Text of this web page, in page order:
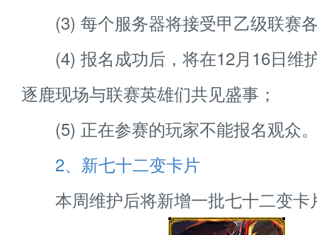
(3) 每个服务器将接受甲乙级联赛
(4) 报名成功后，将在12月16日维
逐鹿现场与联赛英雄们共见盛事；
(5) 正在参赛的玩家不能报名观众
2、新七十二变卡片
本周维护后将新增一批七十二变卡